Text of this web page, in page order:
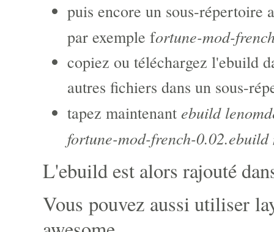
puis encore un sous-répertoire
par exemple fortune-mod-
copiez ou téléchargez l'ebuild
autres fichiers dans un sous-
tapez maintenant ebuild
fortune-mod-french-0.02.ebuild
L'ebuild est alors rajouté
Vous pouvez aussi utiliser